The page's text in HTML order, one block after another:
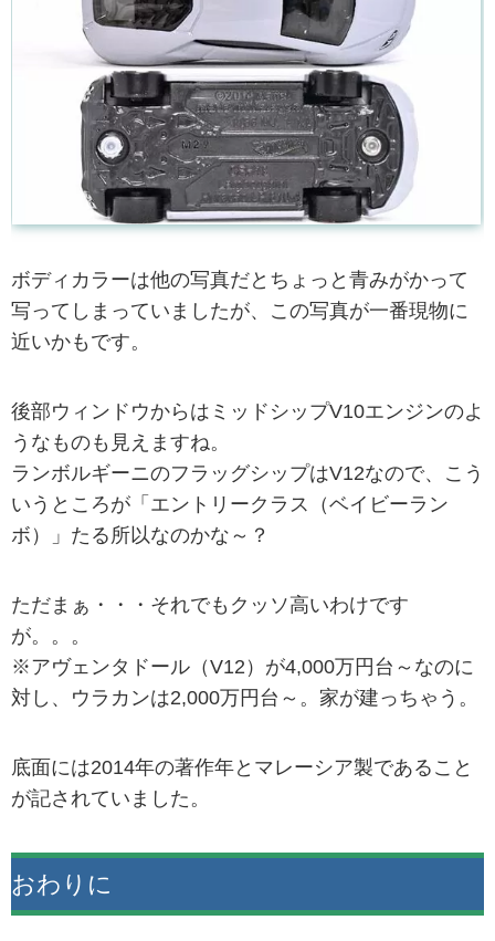
ボディカラーは他の写真だとちょっと青みがかって
写ってしまっていましたが、この写真が一番現物に
近いかもです。
後部ウィンドウからはミッドシップV10エンジンのよ
うなものも見えますね。
ランボルギーニのフラッグシップはV12なので、こう
いうところが「エントリークラス（ベイビーラン
ボ）」たる所以なのかな～？
ただまぁ・・・それでもクッソ高いわけです
が。。。
※アヴェンタドール（V12）が4,000万円台～なのに
対し、ウラカンは2,000万円台～。家が建っちゃう。
底面には2014年の著作年とマレーシア製であること
が記されていました。
おわりに